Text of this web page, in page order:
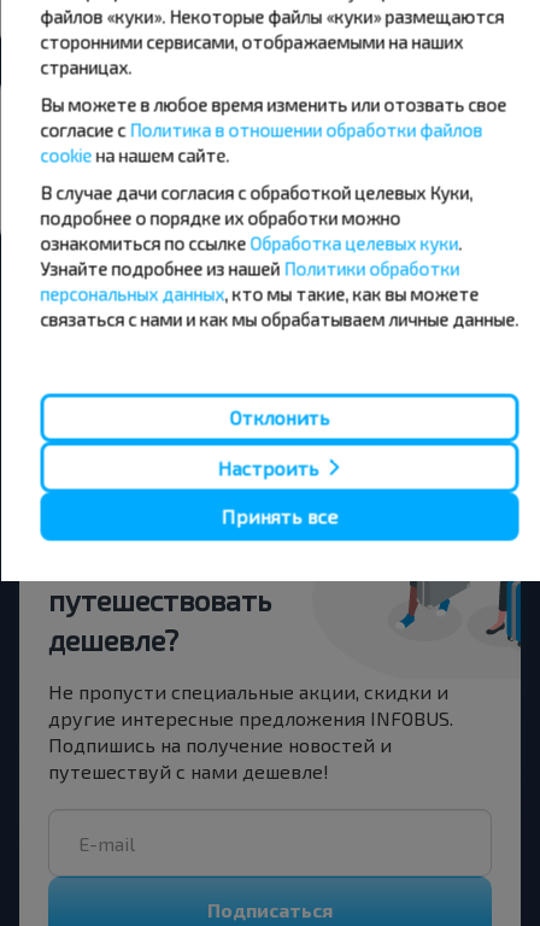
Минск - Кореличи (Кореличский р-н)
Павел
05.04.2025
Водитель- профессионал своего дела.
4,0
Минск - Щорсы, Новогрудский р-н ГРОДНЕНСКАЯ ОБЛ.
Показать еще
путешествовать
дешевле?
Не пропусти специальные акции, скидки и
другие интересные предложения INFOBUS.
Подпишись на получение новостей и
путешествуй с нами дешевле!
Подписаться
файлов «куки». Некоторые файлы «куки» размещаются
сторонними сервисами, отображаемыми на наших
страницах.
Вы можете в любое время изменить или отозвать свое
согласие сПолитика в отношении обработки файлов
cookieна нашем сайте.
В случае дачи согласия с обработкой целевых Куки,
подробнее о порядке их обработки можно
ознакомиться по ссылкеОбработка целевых куки.
Узнайте подробнее из нашей Политики обработки
персональных данных, кто мы такие, как вы можете
связаться с нами и как мы обрабатываем личные данные.
Отклонить
Настроить
Принять все